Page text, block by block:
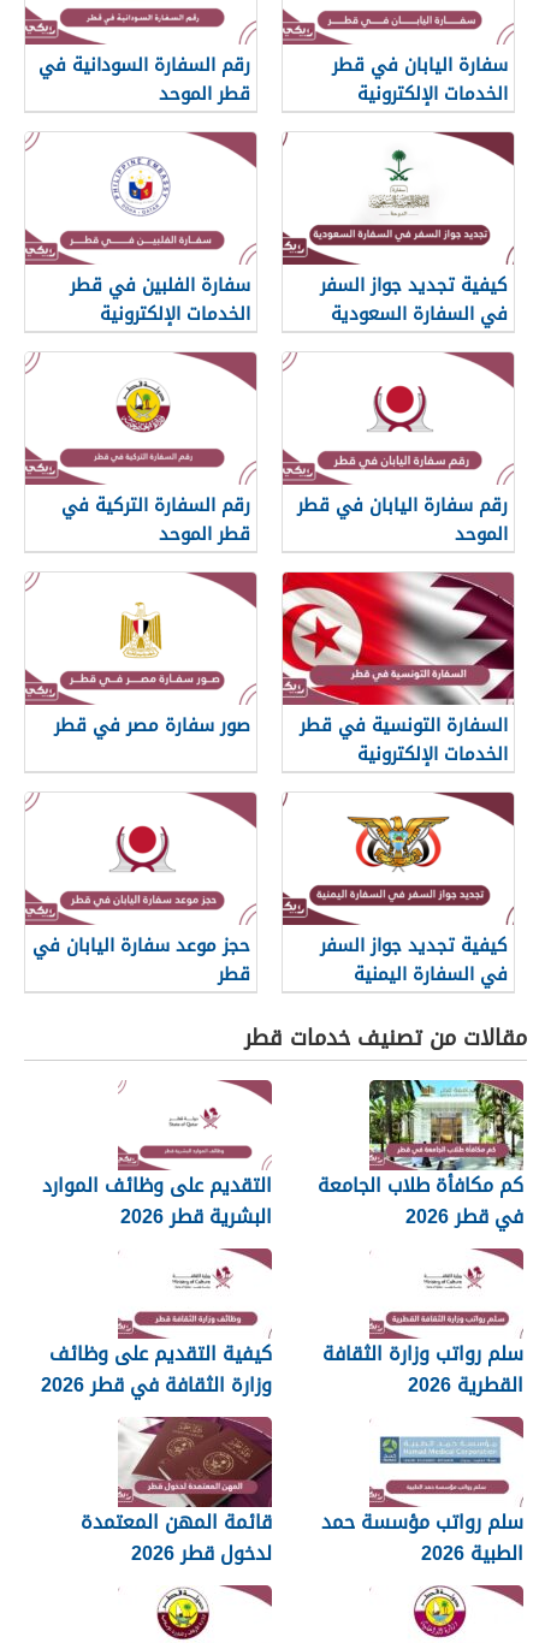
سفارة اليابان في قطر
الخدمات الإلكترونية
رقم السفارة السودانية في
قطر الموحد
كيفية تجديد جواز السفر
في السفارة السعودية
سفارة الفلبين في قطر
الخدمات الإلكترونية
رقم سفارة اليابان في قطر
الموحد
رقم السفارة التركية في
قطر الموحد
السفارة التونسية في قطر
الخدمات الإلكترونية
صور سفارة مصر في قطر
كيفية تجديد جواز السفر
في السفارة اليمنية
حجز موعد سفارة اليابان في
قطر
مقالات من تصنيف خدمات قطر
كم مكافأة طلاب الجامعة
في قطر 2026
التقديم على وظائف الموارد
البشرية قطر 2026
سلم رواتب وزارة الثقافة
القطرية 2026
كيفية التقديم على وظائف
وزارة الثقافة في قطر 2026
سلم رواتب مؤسسة حمد
الطبية 2026
قائمة المهن المعتمدة
لدخول قطر 2026